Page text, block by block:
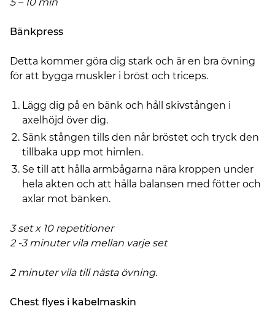
Bänkpress
Detta kommer göra dig stark och är en bra övning
för att bygga muskler i bröst och triceps.
Lägg dig på en bänk och håll skivstången i
axelhöjd över dig.
Sänk stången tills den når bröstet och tryck den
tillbaka upp mot himlen.
Se till att hålla armbågarna nära kroppen under
hela akten och att hålla balansen med fötter och
axlar mot bänken.
3 set x 10 repetitioner
2 -3 minuter vila mellan varje set
2 minuter vila till nästa övning.
Chest flyes i kabelmaskin